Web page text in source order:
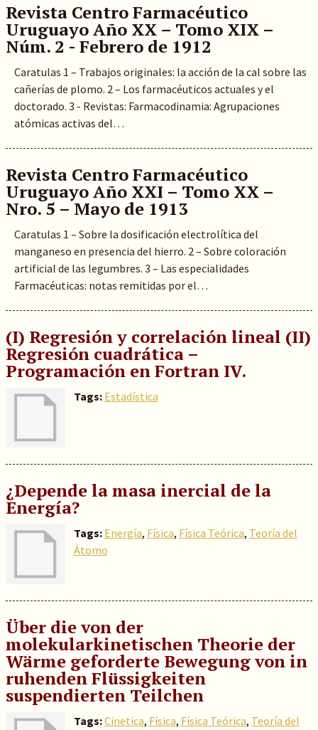
Revista Centro Farmacéutico
Uruguayo Año XX – Tomo XIX –
Núm. 2 - Febrero de 1912
Caratulas 1 – Trabajos originales: la acción de la cal sobre las
cañerías de plomo. 2 – Los farmacéuticos actuales y el
doctorado. 3 - Revistas: Farmacodinamia: Agrupaciones
atómicas activas del…
Revista Centro Farmacéutico
Uruguayo Año XXI – Tomo XX –
Nro. 5 – Mayo de 1913
Caratulas 1 – Sobre la dosificación electrolítica del
manganeso en presencia del hierro. 2 – Sobre coloración
artificial de las legumbres. 3 – Las especialidades
Farmacéuticas: notas remitidas por el…
(I) Regresión y correlación lineal (II)
Regresión cuadrática –
Programación en Fortran IV.
Tags: Estadística
¿Depende la masa inercial de la
Energía?
Tags: Energía, Física, Física Teórica, Teoría del
Átomo
Über die von der
molekularkinetischen Theorie der
Wärme geforderte Bewegung von in
ruhenden Flüssigkeiten
suspendierten Teilchen
Tags:Cinetica, Física, Física Teórica, Teoría del